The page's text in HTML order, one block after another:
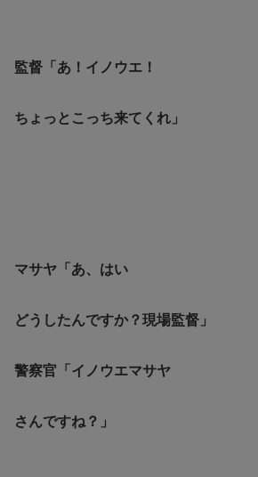
監督「あ！イノウエ！
ちょっとこっち来てくれ」
マサヤ「あ、はい
どうしたんですか？現場監督」
警察官「イノウエマサヤ
さんですね？」